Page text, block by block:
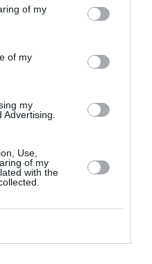
of my
of my
my
Use,
of my
with the
τα συναισθήματα να
σε ιδιαίτερα
σημαίνει
να δώσετε
στη ζωή σας
και τον
τον δρόμο για μια
βαθιά,
που ανέκαθεν
ούτε στιγμή